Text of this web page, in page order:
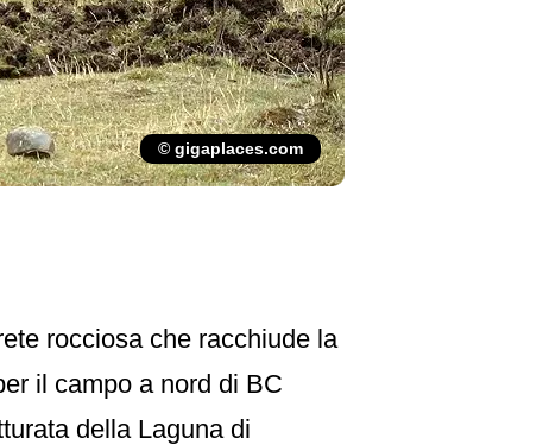
© gigaplaces.com
rocciosa che racchiude la
il campo a nord di BC
della Laguna di